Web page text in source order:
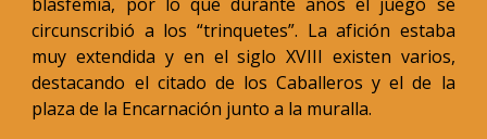
circunscribió a los “trinquetes”. La afición estaba
muy extendida y en el siglo XVIII existen varios,
destacando el citado de los Caballeros y el de la
plaza de la Encarnación junto a la muralla.